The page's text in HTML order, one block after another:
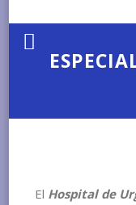
El Hospital de